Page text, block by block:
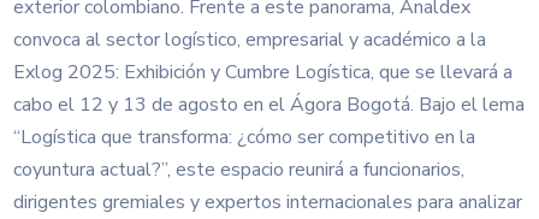
exterior colombiano. Frente a este panorama, Analdex
convoca al sector logístico, empresarial y académico a la
Exlog 2025: Exhibición y Cumbre Logística, que se llevará a
cabo el 12 y 13 de agosto en el Ágora Bogotá. Bajo el lema
“Logística que transforma: ¿cómo ser competitivo en la
coyuntura actual?”, este espacio reunirá a funcionarios,
dirigentes gremiales y expertos internacionales para analizar